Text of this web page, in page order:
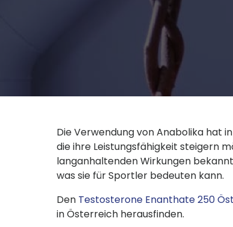
Die Verwendung von Anabolika hat
die ihre Leistungsfähigkeit steigern
langanhaltenden Wirkungen
was sie für Sportler bedeuten kann.
Den Testosterone Enanthate 250
in Österreich herausfinden.